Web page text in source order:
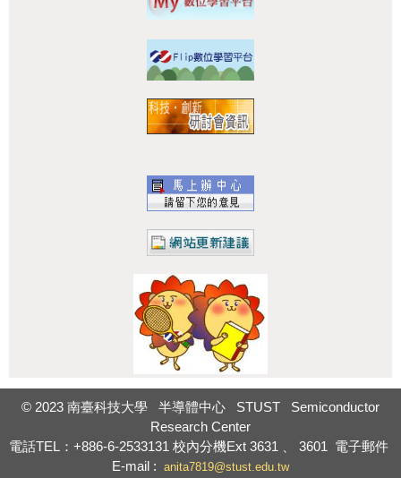
© 2023 南臺科技大學 半導體中心 STUST Semiconductor
Research Center
電話TEL：+886-6-2533131 校內分機Ext 3631 3601
電子郵件
E-mail : anita7819@stust.edu.tw